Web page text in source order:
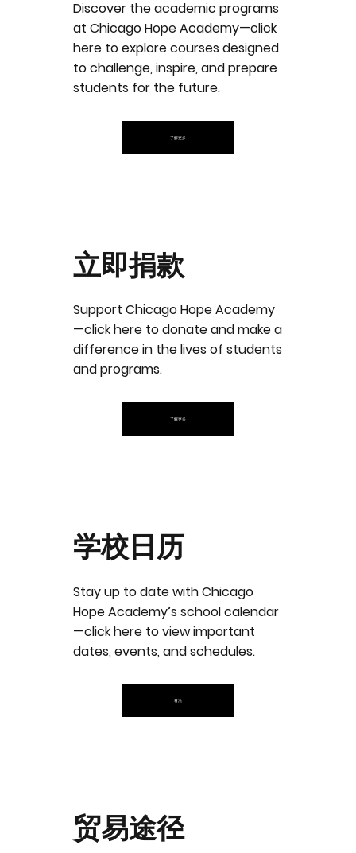
了解更多
Discover the academic programs
at Chicago Hope Academy—click
here to explore courses designed
to challenge, inspire, and prepare
students for the future.
了解更多
Support Chicago Hope Academy
—click here to donate and make a
difference in the lives of students
and programs.
立即捐款
看法
Stay up to date with Chicago
Hope Academy’s school calendar
—click here to view important
dates, events, and schedules.
学校日历
贸易途径